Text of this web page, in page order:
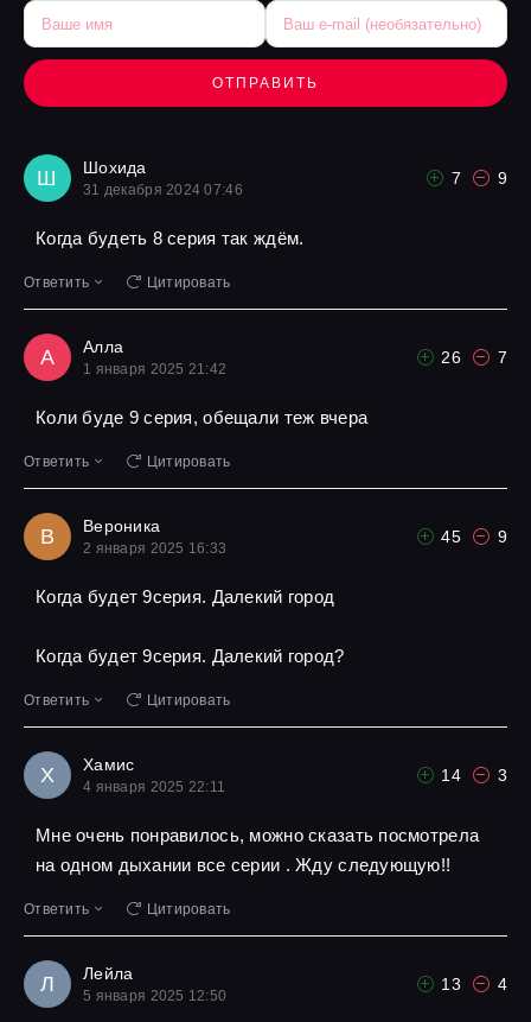
ОТПРАВИТЬ
Ш Шохида
31 декабря 2024 07:46
7 9
Когда будеть 8 серия так ждём.
Ответить Цитировать
А Алла
1 января 2025 21:42
26 7
Коли буде 9 серия, обещали теж вчера
Ответить Цитировать
В Вероника
2 января 2025 16:33
45 9
Когда будет 9серия. Далекий город
Когда будет 9серия. Далекий город?
Ответить Цитировать
Х Хамис
4 января 2025 22:11
14 3
Мне очень понравилось, можно сказать посмотрела
на одном дыхании все серии . Жду следующую!!
Ответить Цитировать
Л Лейла
5 января 2025 12:50
13 4